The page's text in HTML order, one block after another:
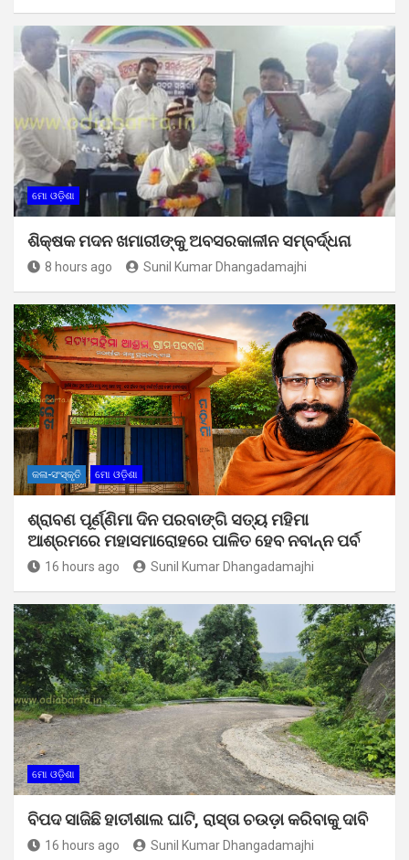
ମୋ ଓଡ଼ିଶା
ଶିକ୍ଷକ ମଦନ ଖମାରୀଙ୍କୁ ଅବସରକାଳୀନ ସମ୍ବର୍ଦ୍ଧନା
8 hours ago Sunil Kumar Dhangadamajhi
କଳା-ସଂସ୍କୃତି ମୋ ଓଡ଼ିଶା
ଶ୍ରାବଣ ପୂର୍ଣ୍ଣିମା ଦିନ ପରବାଙ୍ଗି ସତ୍ୟ ମହିମା
ଆଶ୍ରମରେ ମହାସମାରୋହରେ ପାଳିତ ହେବ ନବାନ୍ନ ପର୍ବ
16 hours ago Sunil Kumar Dhangadamajhi
ମୋ ଓଡ଼ିଶା
ବିପଦ ସାଜିଛି ହାତୀଶାଲ ଘାଟି, ରାସ୍ତା ଚଉଡ଼ା କରିବାକୁ ଦାବି
16 hours ago Sunil Kumar Dhangadamajhi